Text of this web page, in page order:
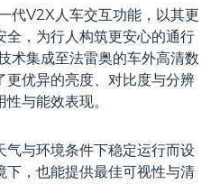
代V2X人车交互功能，以其更
全，为行人构筑更安心的通行
术集成至法雷奥的车外高清数
更优异的亮度、对比度与分辨
与能效表现。
气与环境条件下稳定运行而设
下，也能提供最佳可视性与清